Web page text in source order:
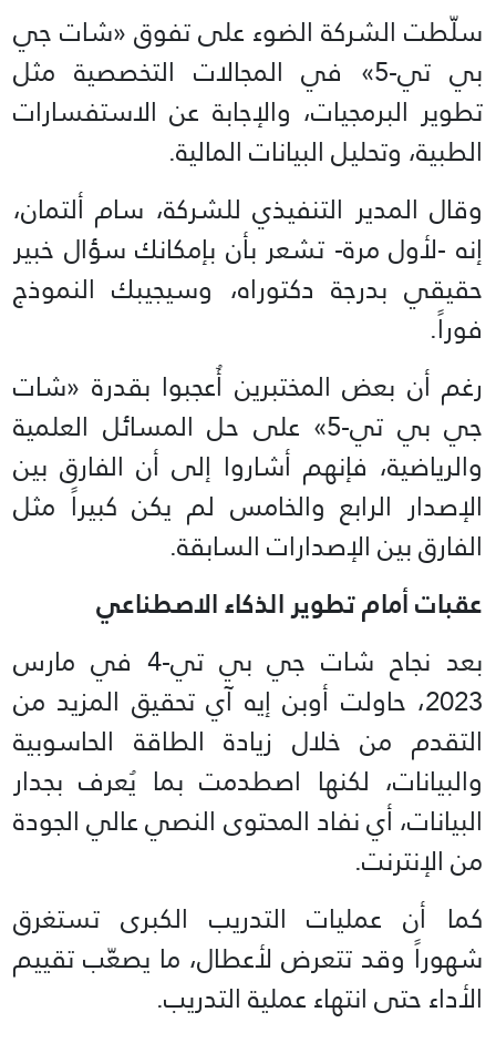
سلّطت الشركة الضوء على تفوق «شات جي
بي تي-5» في المجالات التخصصية مثل
تطوير البرمجيات، والإجابة عن الاستفسارات
الطبية، وتحليل البيانات المالية.
وقال المدير التنفيذي للشركة، سام ألتمان،
إنه -لأول مرة- تشعر بأن بإمكانك سؤال خبير
حقيقي بدرجة دكتوراه، وسيجيبك النموذج
فوراً.
رغم أن بعض المختبرين أُعجبوا بقدرة «شات
جي بي تي-5» على حل المسائل العلمية
والرياضية، فإنهم أشاروا إلى أن الفارق بين
الإصدار الرابع والخامس لم يكن كبيراً مثل
الفارق بين الإصدارات السابقة.
عقبات أمام تطوير الذكاء الاصطناعي
بعد نجاح شات جي بي تي-4 في مارس
2023، حاولت أوبن إيه آي تحقيق المزيد من
التقدم من خلال زيادة الطاقة الحاسوبية
والبيانات، لكنها اصطدمت بما يُعرف بجدار
البيانات، أي نفاد المحتوى النصي عالي الجودة
من الإنترنت.
كما أن عمليات التدريب الكبرى تستغرق
شهوراً وقد تتعرض لأعطال، ما يصعّب تقييم
الأداء حتى انتهاء عملية التدريب.